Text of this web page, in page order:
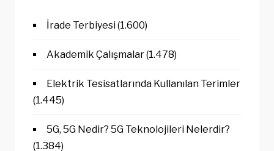
İrade Terbiyesi(1.600)
Akademik Çalışmalar(1.478)
Elektrik Tesisatlarında Kullanılan Terimler
(1.445)
5G, 5G Nedir? 5G Teknolojileri Nelerdir?
(1.384)